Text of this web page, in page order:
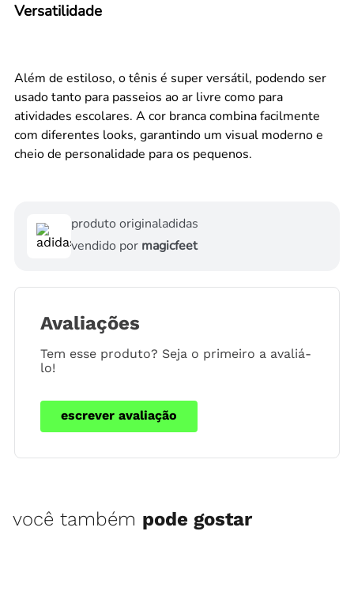
Versatilidade
Além de estiloso, o tênis é super versátil, podendo ser
usado tanto para passeios ao ar livre como para
atividades escolares. A cor branca combina facilmente
com diferentes looks, garantindo um visual moderno e
cheio de personalidade para os pequenos.
produto originaladidas
vendido por magicfeet
Avaliações
Tem esse produto? Seja o primeiro a avaliá-
lo!
escrever avaliação
você também pode gostar